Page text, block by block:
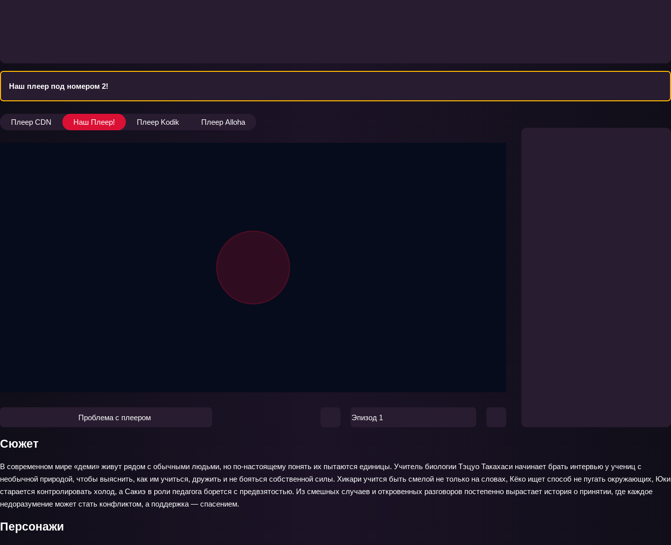
Наш плеер под номером 2!
Плеер CDN Наш Плеер! Плеер Kodik Плеер Alloha
Проблема с плеером Эпизод 1
Сюжет
В современном мире «деми» живут рядом с обычными людьми, но по‑настоящему понять их пытаются единицы. Учитель биологии Тэцуо Такахаси начинает брать интервью у учениц с
необычной природой, чтобы выяснить, как им учиться, дружить и не бояться собственной силы. Хикари учится быть смелой не только на словах, Кёко ищет способ не пугать окружающих, Юки
старается контролировать холод, а Сакиэ в роли педагога борется с предвзятостью. Из смешных случаев и откровенных разговоров постепенно вырастает история о принятии, где каждое
недоразумение может стать конфликтом, а поддержка — спасением.
Персонажи